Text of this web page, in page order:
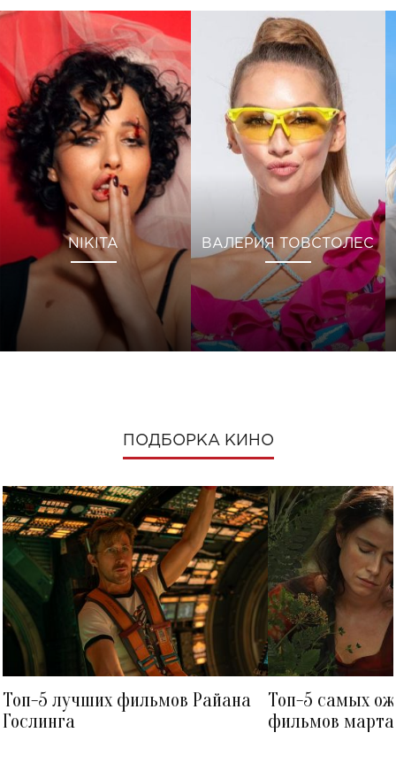
NIKITA ВАЛЕРИЯ ТОВСТОЛЕС
ПОДБОРКА КИНО
Топ-5 лучших фильмов Райана
Гослинга
Топ-5 самых
фильмов